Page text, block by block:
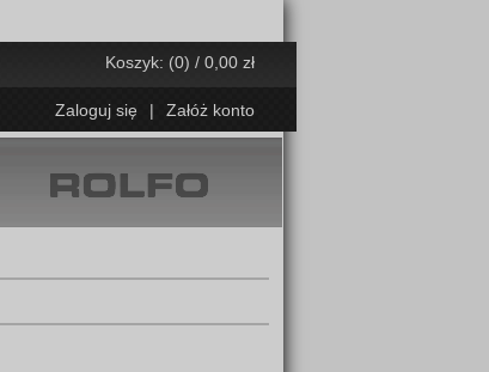
Zaloguj się | Załóż konto
Koszyk: (0) / 0,00 zł